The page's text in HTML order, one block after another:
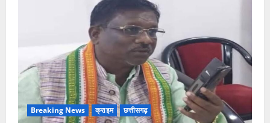
Breaking News क्राइम छत्तीसगढ़